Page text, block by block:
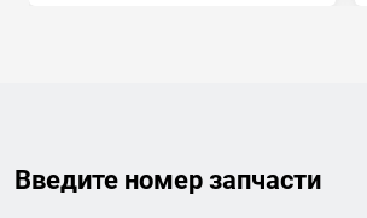
Введите номер запчасти